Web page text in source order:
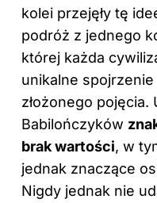
kolei przejęły tę
podróż z jednego
której każda
unikalne
złożonego pojęcia.
Babilończyków
brak wartości, w
jednak znaczące
Nigdy jednak nie